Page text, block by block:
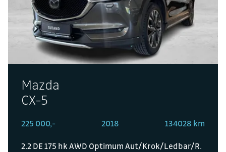
Mazda
CX-5
225 000,- 2018 134028 km
2.2 DE 175 hk AWD Optimum Aut/Krok/Ledbar/R.